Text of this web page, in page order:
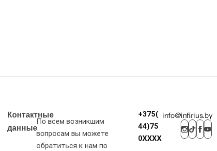
Контактные
данные
По всем возникшим
вопросам вы можете
обратиться к нам по
+375(
44)75
0XXXX
info@infirius.by